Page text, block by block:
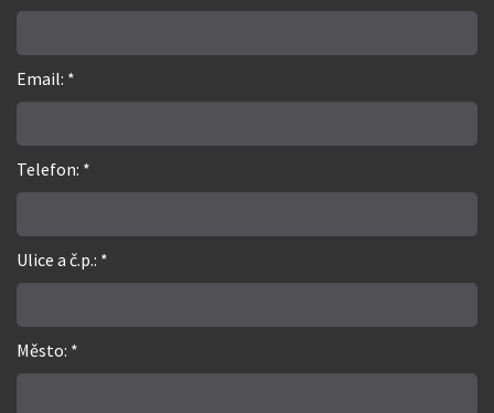
Email: *
Telefon: *
Ulice a č.p.: *
Město: *